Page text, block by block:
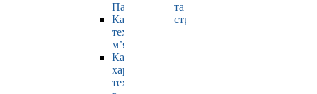
Павлюк
Кафедра
технології
м’яса
Кафедра
харчових
технологій
та
страхування